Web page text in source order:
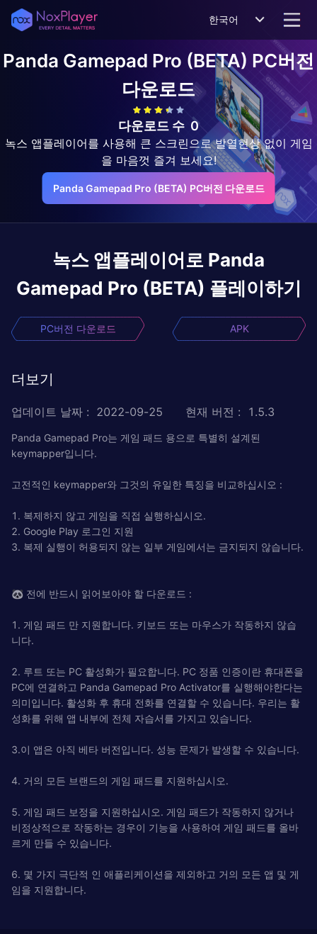
한국어
Panda Gamepad Pro (BETA) PC버전
다운로드
다운로드 수 0
녹스 앱플레이어를 사용해 큰 스크린으로 발열현상 없이 게임
을 마음껏 즐겨 보세요!
Panda Gamepad Pro (BETA) PC버전 다운로드
녹스 앱플레이어로 Panda
Gamepad Pro (BETA) 플레이하기
PC버전 다운로드 APK
더보기
업데이트 날짜 : 2022-09-25 현재 버전 : 1.5.3
Panda Gamepad Pro는 게임 패드 용으로 특별히 설계된
keymapper입니다.
고전적인 keymapper와 그것의 유일한 특징을 비교하십시오 :
1. 복제하지 않고 게임을 직접 실행하십시오.
2. Google Play 로그인 지원
3. 복제 실행이 허용되지 않는 일부 게임에서는 금지되지 않습니다.
🐼 전에 반드시 읽어보아야 할 다운로드 :
1. 게임 패드 만 지원합니다. 키보드 또는 마우스가 작동하지 않습
니다.
2. 루트 또는 PC 활성화가 필요합니다. PC 정품 인증이란 휴대폰을
PC에 연결하고 Panda Gamepad Pro Activator를 실행해야한다는
의미입니다. 활성화 후 휴대 전화를 연결할 수 있습니다. 우리는 활
성화를 위해 앱 내부에 전체 자습서를 가지고 있습니다.
3.이 앱은 아직 베타 버전입니다. 성능 문제가 발생할 수 있습니다.
4. 거의 모든 브랜드의 게임 패드를 지원하십시오.
5. 게임 패드 보정을 지원하십시오. 게임 패드가 작동하지 않거나
비정상적으로 작동하는 경우이 기능을 사용하여 게임 패드를 올바
르게 만들 수 있습니다.
6. 몇 가지 극단적 인 애플리케이션을 제외하고 거의 모든 앱 및 게
임을 지원합니다.